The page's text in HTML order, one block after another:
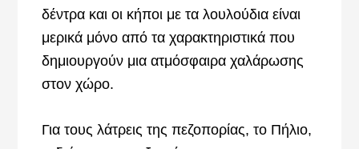
δέντρα και οι κήποι με τα λουλούδια είναι
μερικά μόνο από τα χαρακτηριστικά που
δημιουργούν μια ατμόσφαιρα χαλάρωσης
στον χώρο.
Για τους λάτρεις της πεζοπορίας, το Πήλιο,